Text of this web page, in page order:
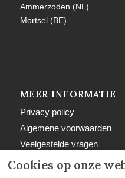
Cookies op onze
Ammerzoden (NL)
Mortsel (BE)
MEER INFORMATIE
Privacy policy
Algemene voorwaarden
Veelgestelde vragen
Retourbeleid